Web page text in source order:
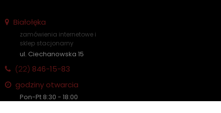
Białołęka
zamówienia internetowe i
sklep stacjonarny
ul. Ciechanowska 15
(22) 846-15-83
godziny otwarcia
Pon-Pt 8:30 - 18:00